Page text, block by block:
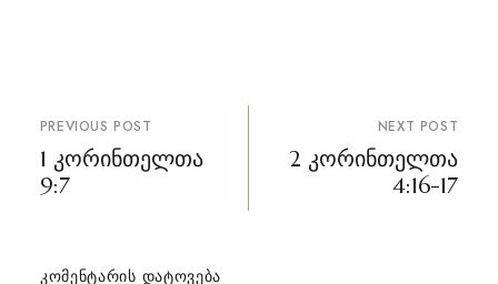
პოსტის
ნავიგაცია
PREVIOUS POST
1 კორინთელთა
9:7
NEXT POST
2 კორინთელთა
4:16-17
ᲙᲝᲛᲔᲜᲢᲐᲠᲘᲡ ᲓᲐᲢᲝᲕᲔᲑᲐ